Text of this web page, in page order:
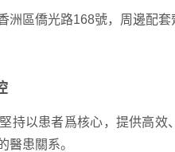
區僑光路168號，周邊配套
以患者爲核心，提供高效
醫患關系。